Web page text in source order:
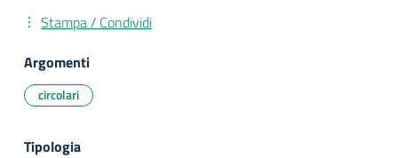
Stampa / Condividi
Argomenti
circolari
Tipologia